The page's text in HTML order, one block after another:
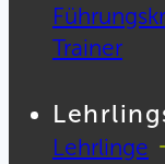
Trainer
Lehrlinge